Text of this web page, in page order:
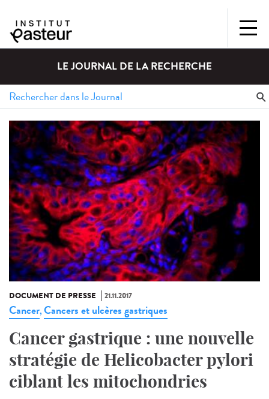
LE JOURNAL DE LA RECHERCHE
DOCUMENT DE PRESSE 21.11.2017
Cancer,Cancers et ulcères gastriques
Cancer gastrique : une nouvelle
stratégie de Helicobacter pylori
ciblant les mitochondries